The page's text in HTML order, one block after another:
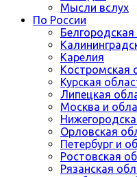
Мысли вслух
По России
Карелия
Костромская
Курская
Липецкая
Москва и
Орловская
Петербург и
Ростовская
Рязанская